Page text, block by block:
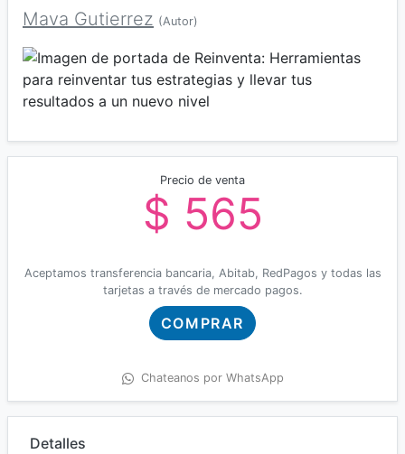
Mava Gutierrez (Autor)
Precio de venta
$ 565
Aceptamos transferencia bancaria, Abitab, RedPagos y todas las
tarjetas a través de mercado pagos.
COMPRAR
Chateanos por WhatsApp
Detalles